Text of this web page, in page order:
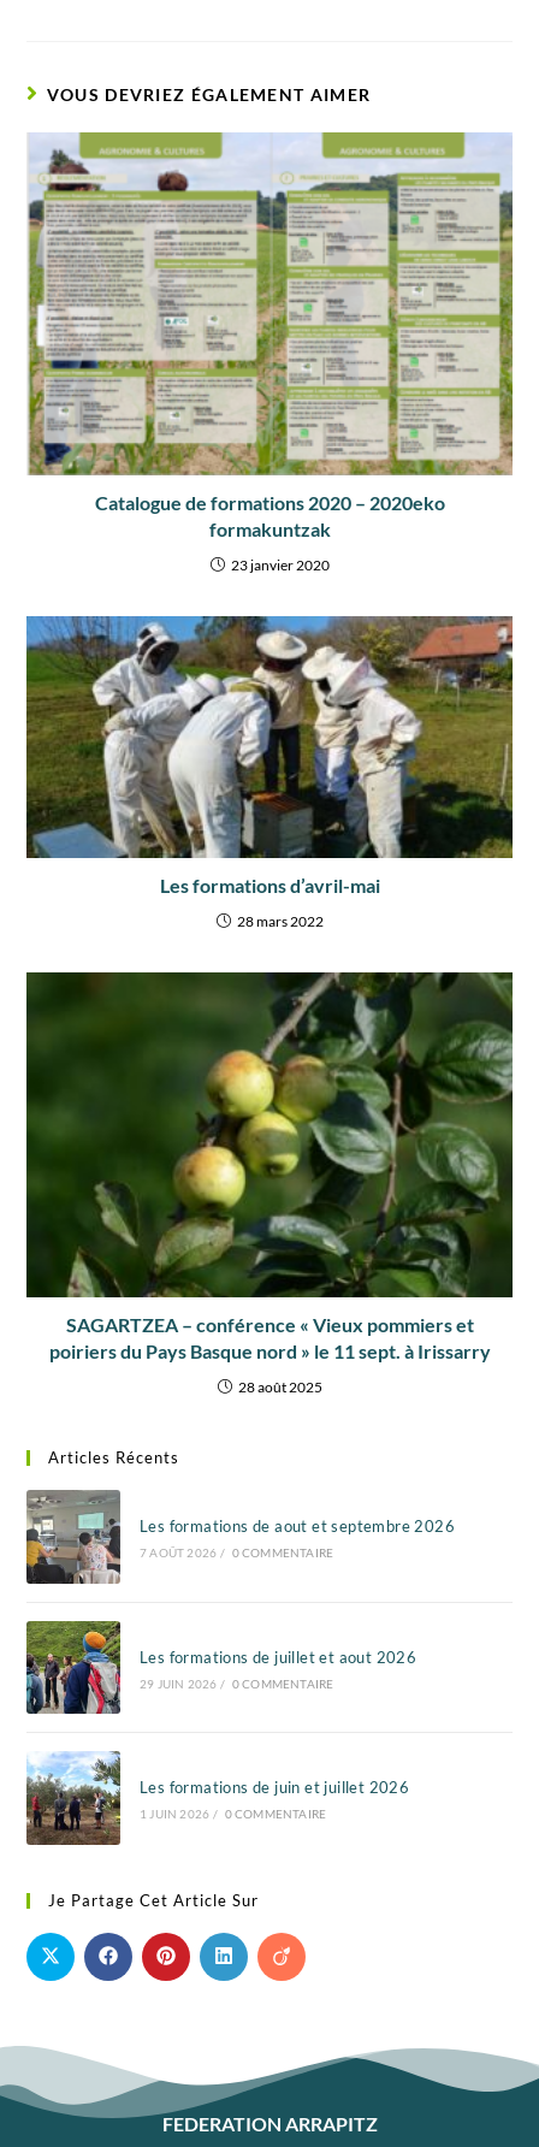
VOUS DEVRIEZ ÉGALEMENT AIMER
Catalogue de formations 2020 – 2020eko
formakuntzak
23 janvier 2020
Les formations d’avril-mai
28 mars 2022
SAGARTZEA – conférence « Vieux pommiers et
poiriers du Pays Basque nord » le 11 sept. à Irissarry
28 août 2025
Articles Récents
Les formations de aout et septembre 2026
7 AOÛT 2026 / 0 COMMENTAIRE
Les formations de juillet et aout 2026
29 JUIN 2026 / 0 COMMENTAIRE
Les formations de juin et juillet 2026
1 JUIN 2026 / 0 COMMENTAIRE
Je Partage Cet Article Sur
FEDERATION ARRAPITZ